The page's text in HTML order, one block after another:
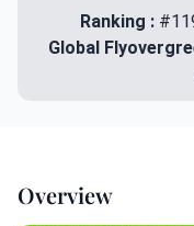
Ranking :
Global
Overview